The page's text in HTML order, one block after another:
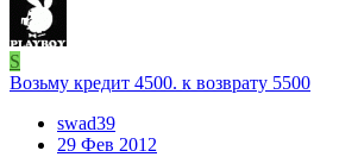
S
Возьму кредит 4500. к возврату 5500
swad39
29 Фев 2012